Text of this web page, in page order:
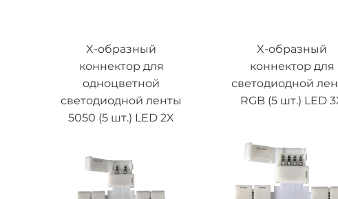
X-образный
коннектор для
одноцветной
светодиодной ленты
5050 (5 шт.) LED 2X
X-образный
коннектор для
светодиодной
RGB (5 шт.) LED